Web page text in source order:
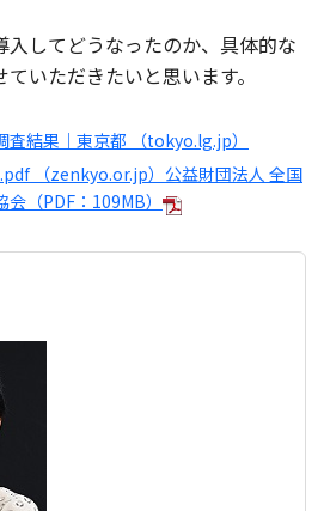
してどうなったのか、具体的な
いただきたいと思います。
査結果｜東京都 （tokyo.lg.jp）
（zenkyo.or.jp）公益財団法人 全国
（PDF：109MB）